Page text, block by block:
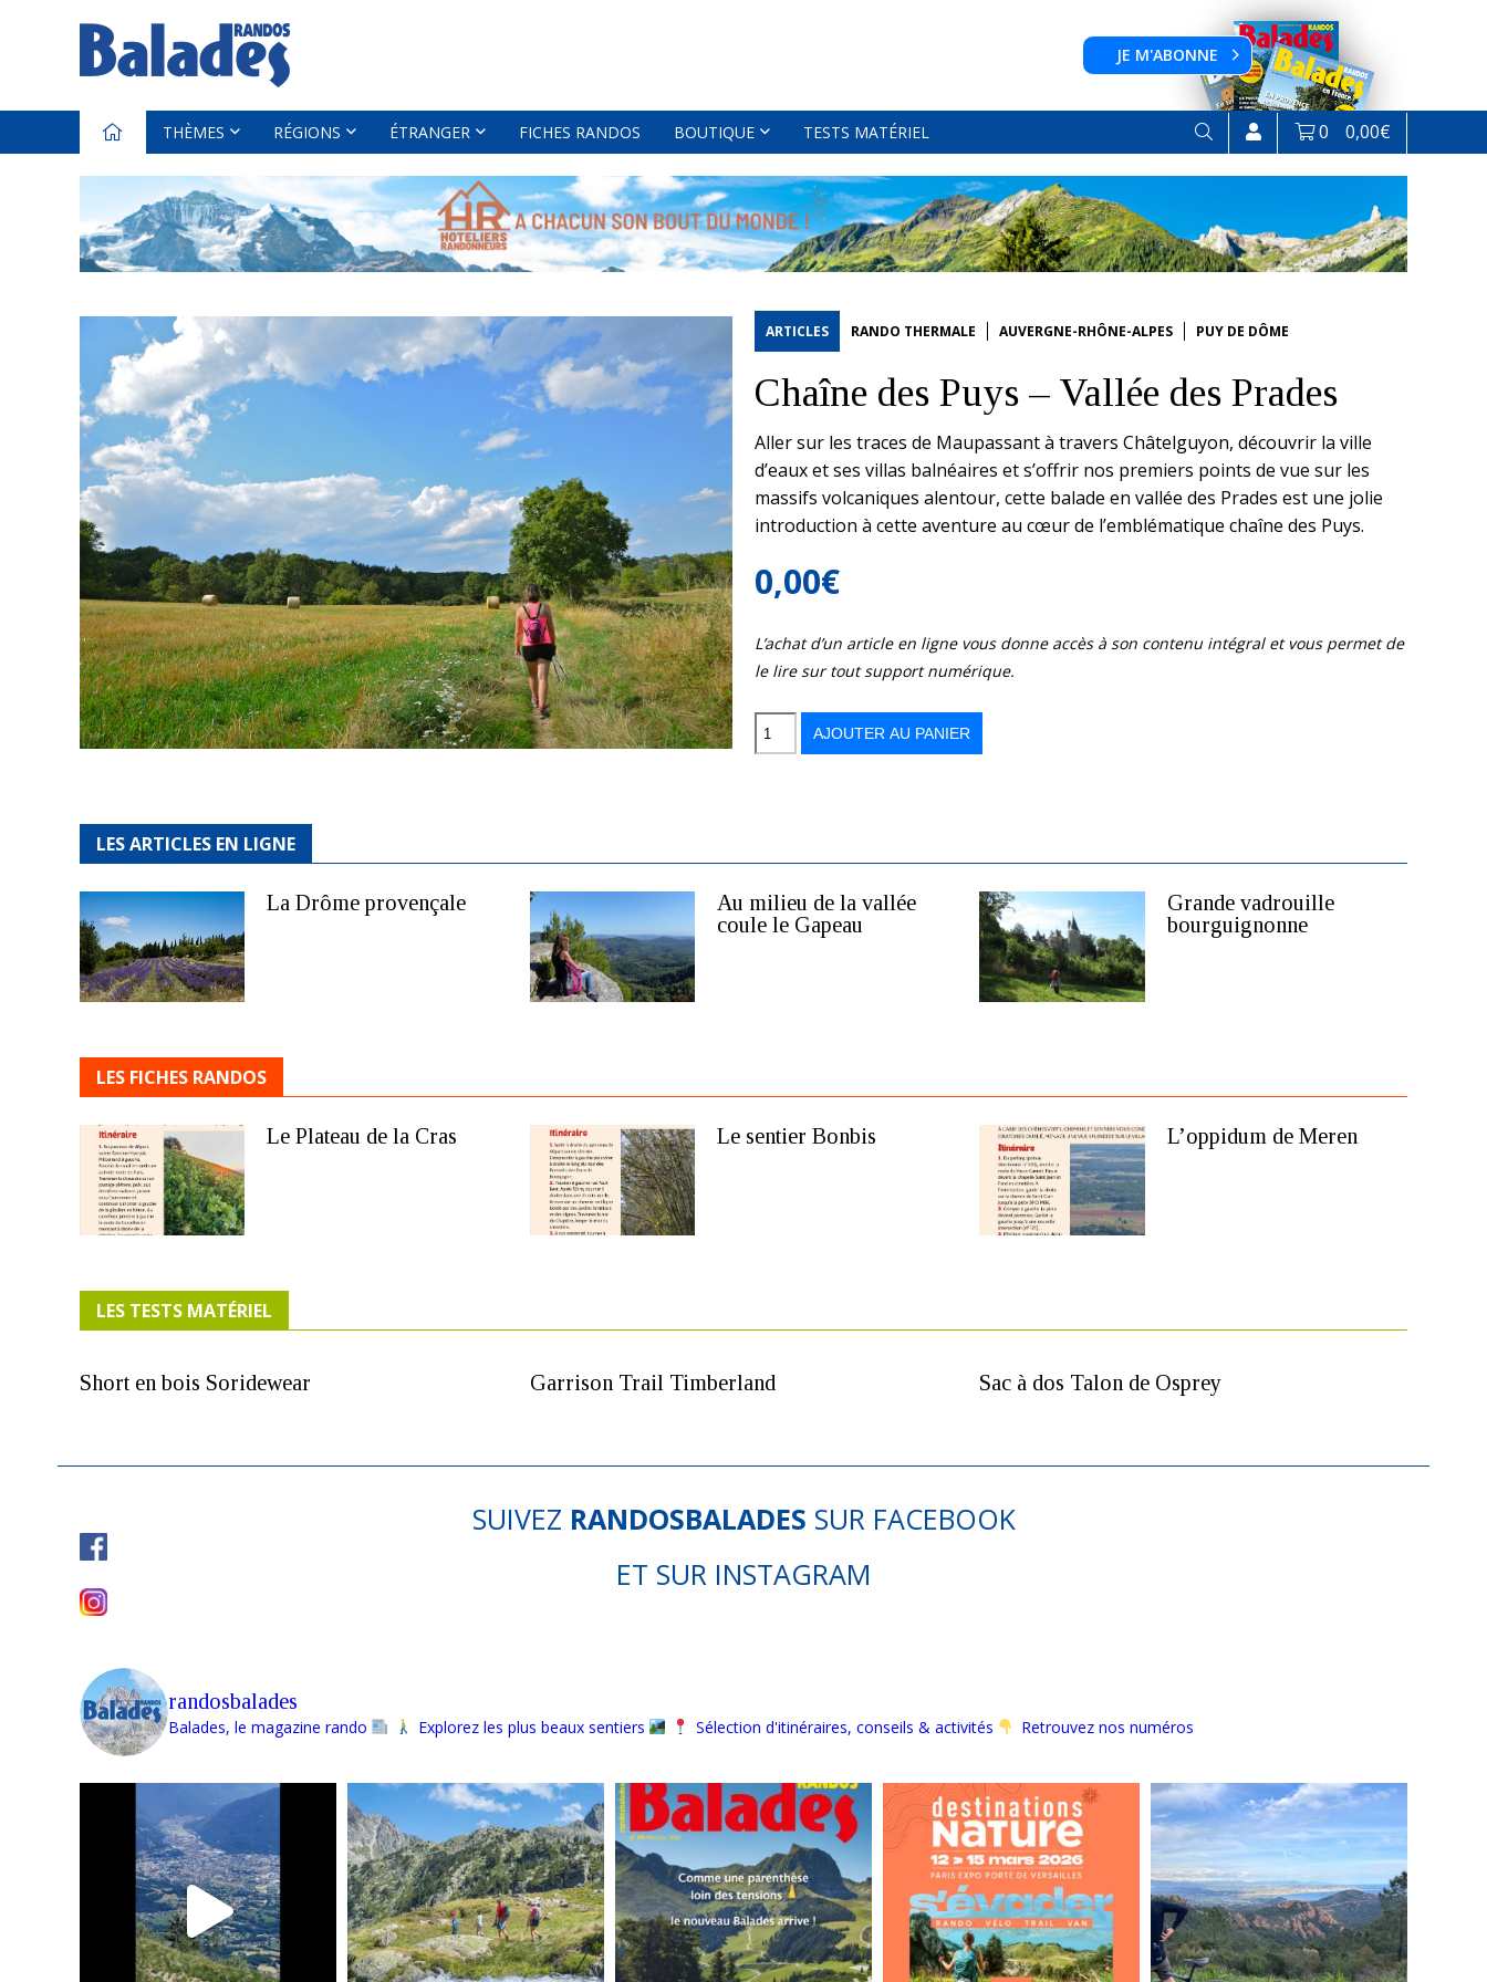
JE M'ABONNE
THÈMES RÉGIONS ÉTRANGER FICHES RANDOS BOUTIQUE TESTS MATÉRIEL 0 0,00€
ARTICLES RANDO THERMALE AUVERGNE-RHÔNE-ALPES PUY DE DÔME
Chaîne des Puys – Vallée des Prades
Aller sur les traces de Maupassant à travers Châtelguyon, découvrir la ville
d’eaux et ses villas balnéaires et s’offrir nos premiers points de vue sur les
massifs volcaniques alentour, cette balade en vallée des Prades est une jolie
introduction à cette aventure au cœur de l’emblématique chaîne des Puys.
0,00€
L’achat d’un article en ligne vous donne accès à son contenu intégral et vous permet de
le lire sur tout support numérique.
quantité
Chaîne
des
Puys
Vallée
AJOUTER AU PANIER
LES ARTICLES EN LIGNE
La Drôme provençale
Au milieu de la vallée
coule le Gapeau
Grande vadrouille
bourguignonne
LES FICHES RANDOS
Le Plateau de la Cras Le sentier Bonbis L’oppidum de Meren
LES TESTS MATÉRIEL
Short en bois Soridewear Garrison Trail Timberland Sac à dos Talon de Osprey
SUIVEZ RANDOSBALADES SUR FACEBOOK
ET SUR INSTAGRAM
randosbalades
Balades, le magazine rando Explorez les plus beaux sentiers Sélection d'itinéraires, conseils & activités Retrouvez nos numéros